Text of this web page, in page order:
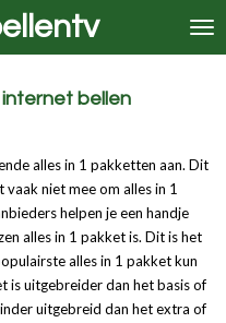
internet bellen
alles in 1 pakketten aan. Dit
niet mee om alles in 1
helpen je een handje
alles in 1 pakket is. Dit is het
alles in 1 pakket kun
is uitgebreider dan het basis of
uitgebreid dan het extra of